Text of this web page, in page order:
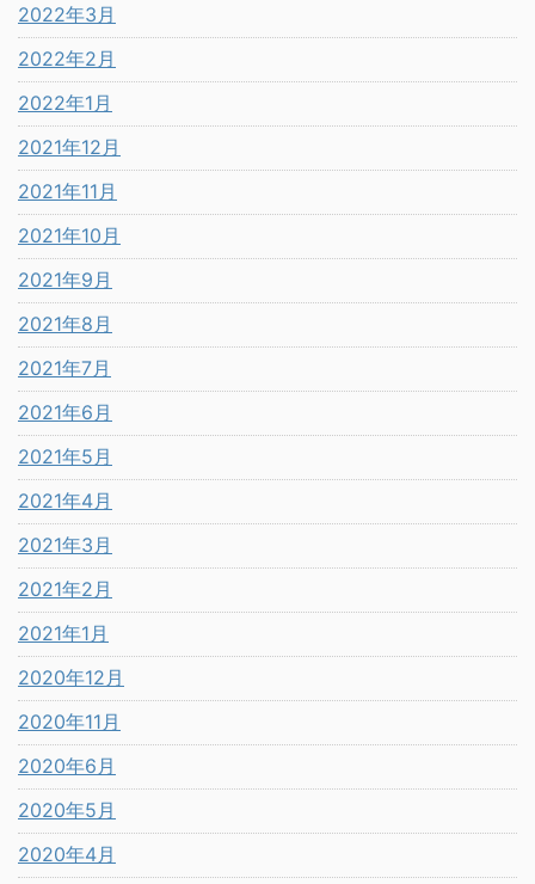
2022年3月
2022年2月
2022年1月
2021年12月
2021年11月
2021年10月
2021年9月
2021年8月
2021年7月
2021年6月
2021年5月
2021年4月
2021年3月
2021年2月
2021年1月
2020年12月
2020年11月
2020年6月
2020年5月
2020年4月